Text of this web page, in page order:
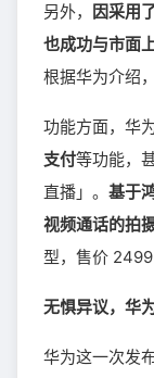
另外， 因采用
也成功与市面
根据华为介绍
功能方面，华
支付等功能，
直播」。 基于
视频通话的拍摄
型，售价 2499
无惧异议，华
华为这一次发